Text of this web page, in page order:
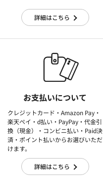
詳細はこちら
お支払いについて
クレジットカード・Amazon Pay・
楽天ぺイ・d払い・PayPay・代金引
換（現金）・コンビニ払い・Paid決
済・ポイント払いからお選びいただ
けます。
詳細はこちら